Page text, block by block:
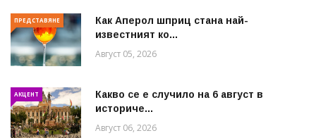
ПРЕДСТАВЯНЕ
Как Аперол шприц стана най-
известният ко...
Август 05, 2026
АКЦЕНТ
Какво се е случило на 6 август в
историче...
Август 06, 2026